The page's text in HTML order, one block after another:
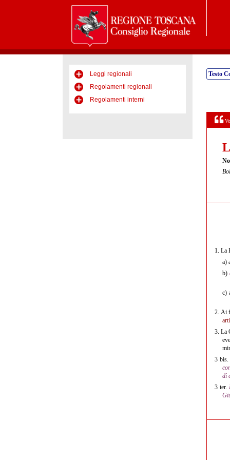
Leggi regionali
Regolamenti regionali
Regolamenti interni
Testo
1. La
a)
b)
c)
2. Ai
3.La
3 bis.
di
3 ter.